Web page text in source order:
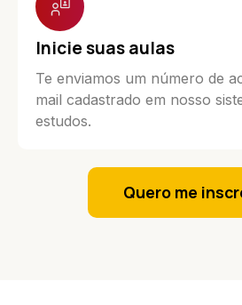
Inicie suas aulas
Te enviamos um número de
mail cadastrado em nosso
estudos.
Quero me